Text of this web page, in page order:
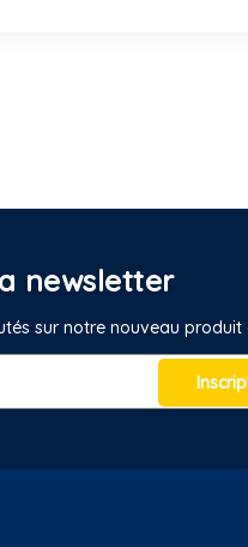
newsletter
sur notre nouveau